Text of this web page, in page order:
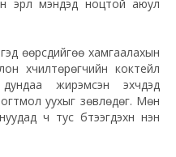
эрүүл мэндэд ноцтой аюул
өөрсдийгөө хамгаалахын
хүчилтөрөгчийн коктейл
жирэмсэн эхчүүдэд
тогтмол уухыг зөвлөдөг. Мөн
ч тус бүтээгдэхүүн нэн